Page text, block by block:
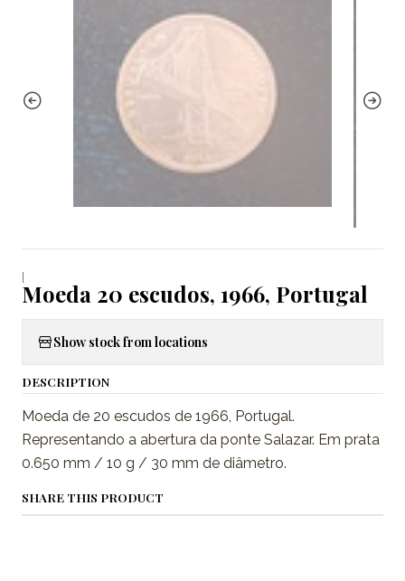
|
Moeda 20 escudos, 1966, Portugal
Show stock from locations
DESCRIPTION
Moeda de 20 escudos de 1966, Portugal.
Representando a abertura da ponte Salazar. Em prata
0.650 mm / 10 g / 30 mm de diâmetro.
SHARE THIS PRODUCT